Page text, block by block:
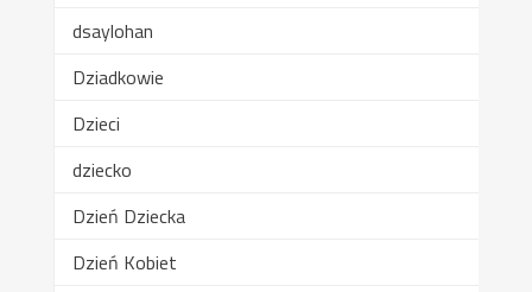
dsaylohan
Dziadkowie
Dzieci
dziecko
Dzień Dziecka
Dzień Kobiet